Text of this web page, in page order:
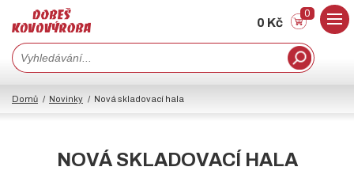
0 Kč
0
Domů Novinky Nová skladovací hala
NOVÁ SKLADOVACÍ HALA